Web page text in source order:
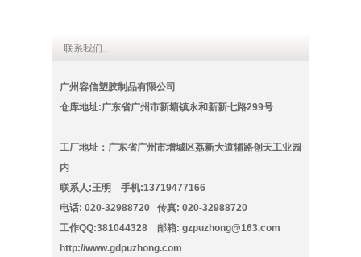
联系我们
广州容信塑胶制品有限公司
仓库地址:广东省广州市新塘镇永和新新七路299号
工厂地址：广东省广州市增城区荔新大道辅路创天工业园
内
联系人:王明 手机:13719477166
电话: 020-32988720 传真: 020-32988720
工作QQ:381044328 邮箱: gzpuzhong@163.com
http://www.gdpuzhong.com